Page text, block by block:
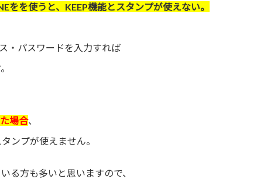
を使うと、KEEP機能とスタンプが使えない。
・パスワードを入力すれば
場合、
ンプが使えません。
る方も多いと思いますので、